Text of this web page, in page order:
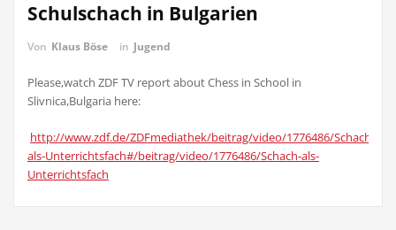
Schulschach in Bulgarien
Von Klaus Böse in Jugend
Please,watch ZDF TV report about Chess in School in
Slivnica,Bulgaria here:
http://www.zdf.de/ZDFmediathek/beitrag/video/1776486/Schach-
als-Unterrichtsfach#/beitrag/video/1776486/Schach-als-
Unterrichtsfach